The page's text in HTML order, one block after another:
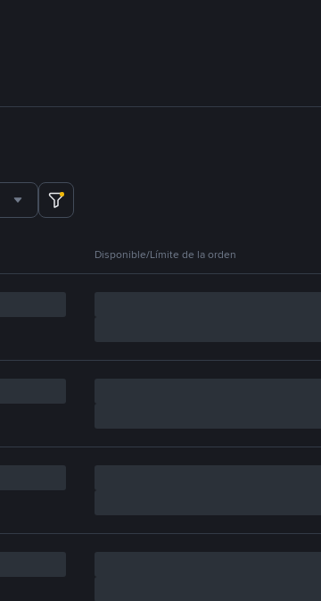
Disponible/Límite de la orden